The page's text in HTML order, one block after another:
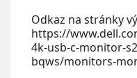
Odkaz na stránky
https://
4k-usb-c-monitor-
bqws/monitors-